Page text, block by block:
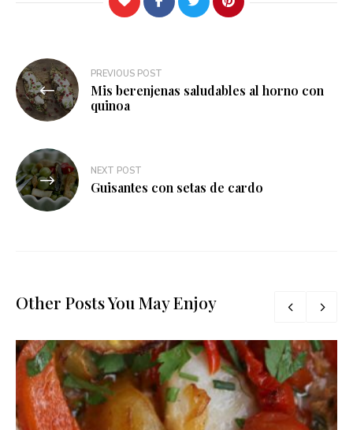
Navegación
de
entradas
PREVIOUS POST
Mis berenjenas saludables al horno con
quinoa
NEXT POST
Guisantes con setas de cardo
Other Posts You May Enjoy